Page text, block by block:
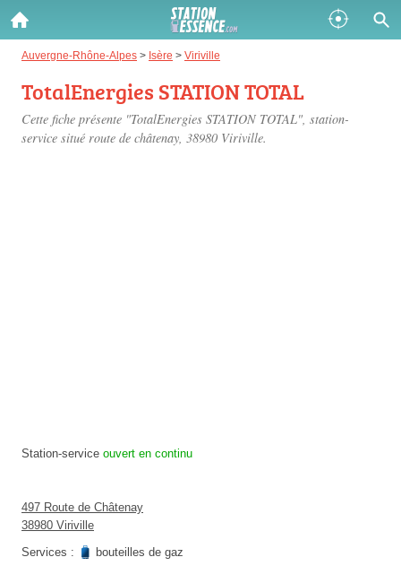
Auvergne-Rhône-Alpes > Isère > Viriville
TotalEnergies STATION TOTAL
Cette fiche présente "TotalEnergies STATION TOTAL", station-
service situé route de châtenay, 38980 Viriville.
Station-service ouvert en continu
497 Route de Châtenay
38980 Viriville
Services :
bouteilles de gaz
Gazole :
Disponible Épuisé
SP 98 :